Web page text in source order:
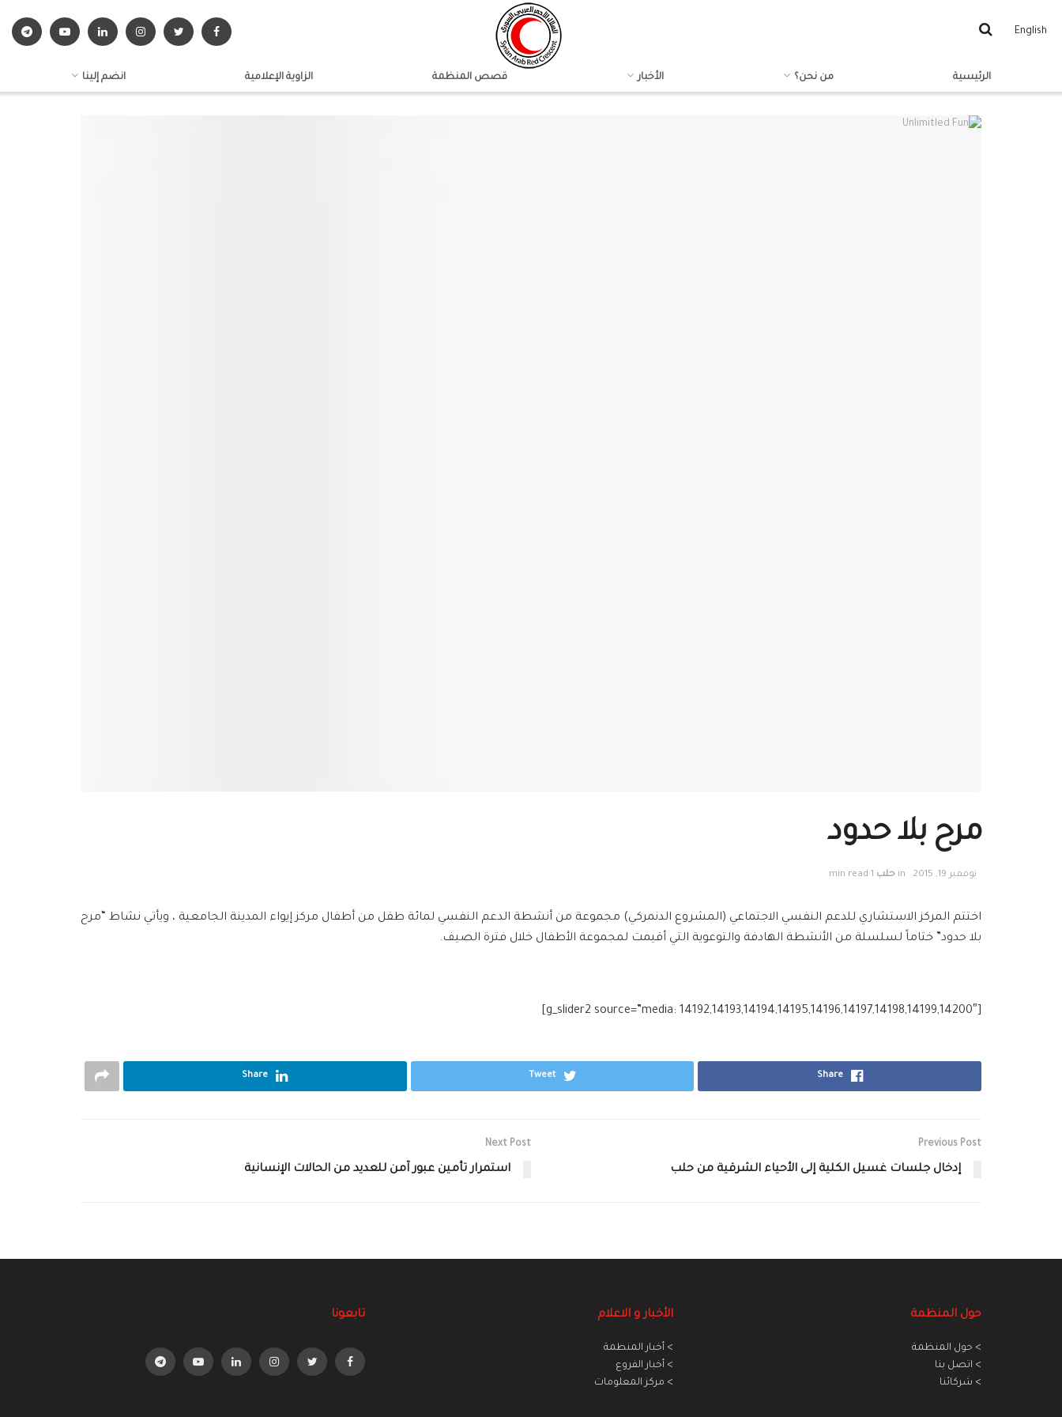
English
الرئيسية من نحن؟ الأخبار قصص المنظمة الزاوية الإعلامية انضم إلينا
مرح بلا حدود
نوفمبر 19, 2015 in حلب 1 min read
اختتم المركز الاستشاري للدعم النفسي الاجتماعي (المشروع الدنمركي) مجموعة من أنشطة الدعم النفسي لمائة طفل من أطفال مركز إيواء المدينة الجامعية ، ويأتي نشاط “مرح
بلا حدود” ختاماً لسلسلة من الأنشطة الهادفة والتوعوية التي أقيمت لمجموعة الأطفال خلال فترة الصيف.
[g_slider2 source=”media: 14192,14193,14194,14195,14196,14197,14198,14199,14200″]
Share
Tweet
Share
Previous Post
إدخال جلسات غسيل الكلية إلى الأحياء الشرقية من حلب
Next Post
استمرار تأمين عبور آمن للعديد من الحالات الإنسانية
حول المنظمة
> حول المنظمة
> اتصل بنا
> شركائنا
الأخبار و الاعلام
> أخبار المنطمة
> أخبار الفروع
> مركز المعلومات
تابعونا